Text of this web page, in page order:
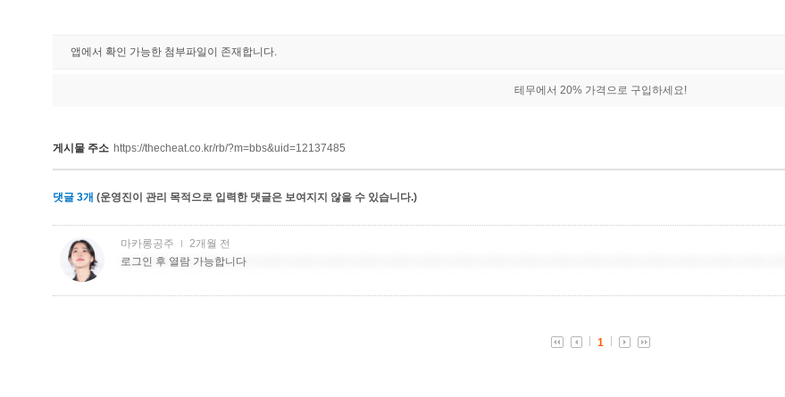
앱에서 확인 가능한 첨부파일이 존재합니다.
테무에서 20% 가격으로 구입하세요!
게시물 주소 https://thecheat.co.kr/rb/?m=bbs&uid=12137485
댓글 3개 (운영진이 관리 목적으로 입력한 댓글은 보여지지 않을 수 있습니다.)